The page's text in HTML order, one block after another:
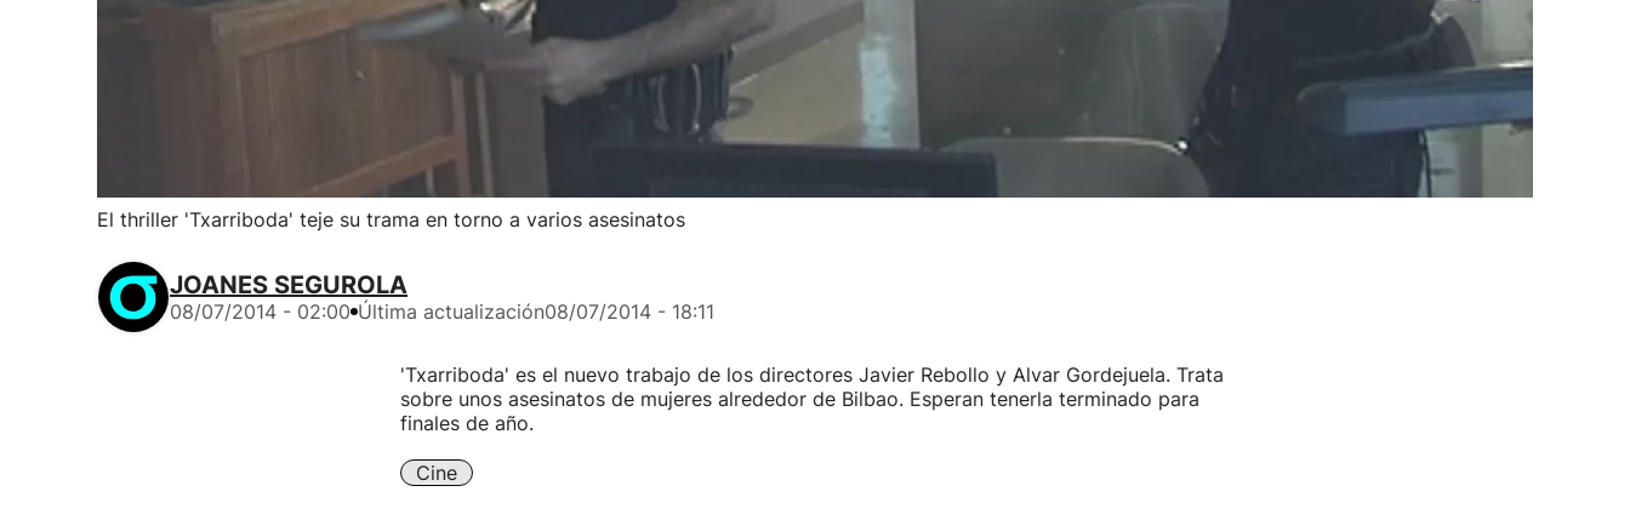
El thriller 'Txarriboda' teje su trama en torno a varios asesinatos
JOANES SEGUROLA
08/07/2014 - 02:00 Última actualización08/07/2014 - 18:11
'Txarriboda' es el nuevo trabajo de los directores Javier Rebollo y Alvar Gordejuela. Trata
sobre unos asesinatos de mujeres alrededor de Bilbao. Esperan tenerla terminado para
finales de año.
Cine